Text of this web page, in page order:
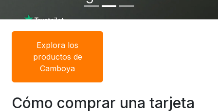
Explora los
productos de
Camboya
Cómo comprar una tarjeta